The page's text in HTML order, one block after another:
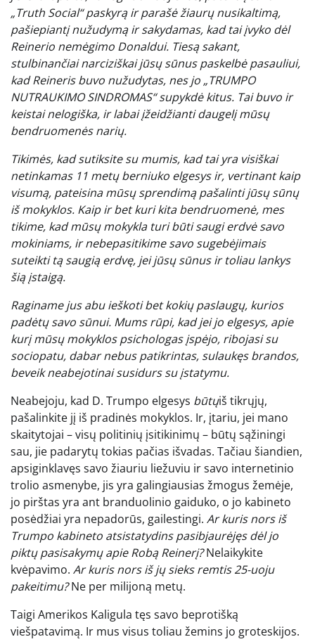
„Truth Social“ paskyrą ir parašė žiaurų nusikaltimą,
pašiepiantį nužudymą ir sakydamas, kad tai įvyko dėl
Reinerio nemėgimo Donaldui. Tiesą sakant,
stulbinančiai narciziškai jūsų sūnus paskelbė pasauliui,
kad Reineris buvo nužudytas, nes jo „TRUMPO
NUTRAUKIMO SINDROMAS“ supykdė kitus. Tai buvo ir
keistai nelogiška, ir labai įžeidžianti daugelį mūsų
bendruomenės narių.
Tikimės, kad sutiksite su mumis, kad tai yra visiškai
netinkamas 11 metų berniuko elgesys ir, vertinant kaip
visumą, pateisina mūsų sprendimą pašalinti jūsų sūnų
iš mokyklos. Kaip ir bet kuri kita bendruomenė, mes
tikime, kad mūsų mokykla turi būti saugi erdvė savo
mokiniams, ir nebepasitikime savo sugebėjimais
suteikti tą saugią erdvę, jei jūsų sūnus ir toliau lankys
šią įstaigą.
Raginame jus abu ieškoti bet kokių paslaugų, kurios
padėtų savo sūnui. Mums rūpi, kad jei jo elgesys, apie
kurį mūsų mokyklos psichologas įspėjo, ribojasi su
sociopatu, dabar nebus patikrintas, sulaukęs brandos,
beveik neabejotinai susidurs su įstatymu.
Neabejoju, kad D. Trumpo elgesys būtųiš tikrųjų,
pašalinkite jį iš pradinės mokyklos. Ir, įtariu, jei mano
skaitytojai – visų politinių įsitikinimų – būtų sąžiningi
sau, jie padarytų tokias pačias išvadas. Tačiau šiandien,
apsiginklavęs savo žiauriu liežuviu ir savo internetinio
trolio asmenybe, jis yra galingiausias žmogus žemėje,
jo pirštas yra ant branduolinio gaiduko, o jo kabineto
posėdžiai yra nepadorūs, gailestingi. Ar kuris nors iš
Trumpo kabineto atsistatydins pasibjaurėjęs dėl jo
piktų pasisakymų apie Robą Reinerį?Nelaikykite
kvėpavimo. Ar kuris nors iš jų sieks remtis 25-uoju
pakeitimu?Ne per milijoną metų.
Taigi Amerikos Kaligula tęs savo beprotišką
viešpatavimą. Ir mus visus toliau žemins jo groteskijos.